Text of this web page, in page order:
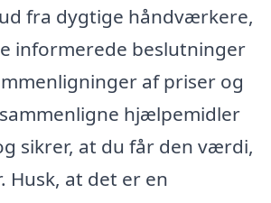
fra dygtige håndværkere,
informerede beslutninger
af priser og
hjælpemidler
sikrer, at du får den værdi,
Husk, at det er en